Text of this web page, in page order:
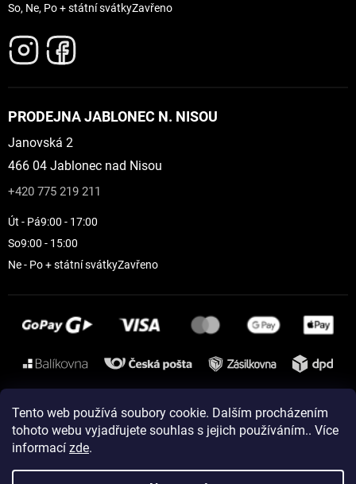
Tento web používá soubory cookie. Dalším procházením
tohoto webu vyjadřujete souhlas s jejich používáním.. Více
informací zde.
So, Ne, Po + státní svátkyZavřeno
PRODEJNA JABLONEC N. NISOU
Janovská 2
466 04 Jablonec nad Nisou
+420 775 219 211
Út - Pá9:00 - 17:00
So9:00 - 15:00
Ne - Po + státní svátkyZavřeno
Instagram
Vytvořil Shoptet